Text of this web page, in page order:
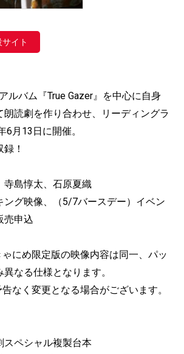
イト
ルバム『True Gazer』を中心に自身
朗読劇を作り合わせ、リーディングラ
6月13日に開催。
！
寺島惇太、石原夏織
ング映像、（5/7バースデー）イベン
売申込
にめ限定版の映像内容は同一、パッ
なる仕様となります。
なく変更となる場合がございます。
スペシャル複製台本